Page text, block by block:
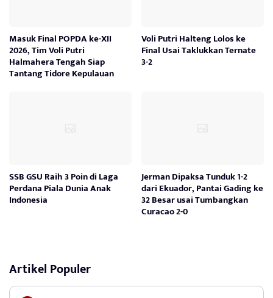
Masuk Final POPDA ke-XII
2026, Tim Voli Putri
Halmahera Tengah Siap
Tantang Tidore Kepulauan
Voli Putri Halteng Lolos ke
Final Usai Taklukkan Ternate
3-2
SSB GSU Raih 3 Poin di Laga
Perdana Piala Dunia Anak
Indonesia
Jerman Dipaksa Tunduk 1-2
dari Ekuador, Pantai Gading ke
32 Besar usai Tumbangkan
Curacao 2-0
Artikel Populer